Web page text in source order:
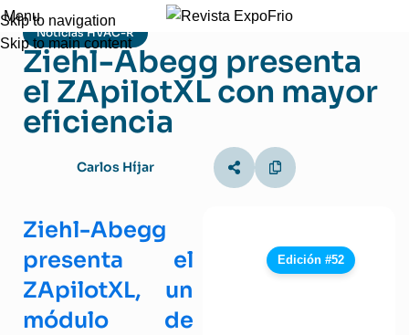
Skip to navigation
Skip to main content
Menu
Noticias HVAC-R
Ziehl-Abegg presenta
el ZApilotXL con mayor
eficiencia
Carlos Híjar
Ziehl-Abegg
presenta el
ZApilotXL, un
módulo de
Edición #52